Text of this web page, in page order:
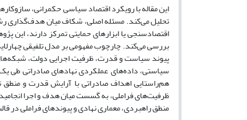
این مقاله با رویکرد اقتصاد سیاسی حکمرانی،
تحلیل می‌کند. مسئله اصلی، شکاف میان هدف‌گذاری
اقتصادسنجی یا ابزارهای حمایتی تمرکز دارند،
بررسی می‌کند. چارچوب مفهومی بر مدل تلفیقی
پیوند سیاست و قدرت، ظرفیت اجرایی دولت،
سیاستی، داده‌های عملکردی نهادهای صادراتی طی
هم‌راستایی اهداف صادراتی با آرایش قدرت و منطق
ظرفیت‌های فراملی، به گسست میان هدف و اجرا
منطق راهبردی، معماری نهادی و پیوندهای فراملی در